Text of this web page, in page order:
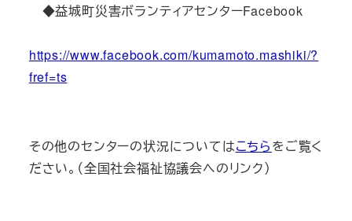
◆益城町災害ボランティアセンターFacebook
https://www.facebook.com/kumamoto.mashiki/?
fref=ts
その他のセンターの状況についてはこちらをご覧く
ださい。（全国社会福祉協議会へのリンク）